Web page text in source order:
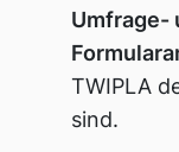
Umfrage-
TWIPLA
sind.